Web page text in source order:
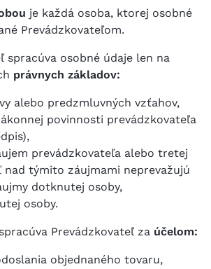
je každá osoba, ktorej osobné
Prevádzkovateľom.
spracúva osobné údaje len na
právnych základov:
alebo predzmluvných vzťahov,
povinnosti prevádzkovateľa
prevádzkovateľa alebo tretej
nad týmito záujmami neprevažujú
dotknutej osoby,
osoby.
Prevádzkovateľ za účelom:
objednaného tovaru,